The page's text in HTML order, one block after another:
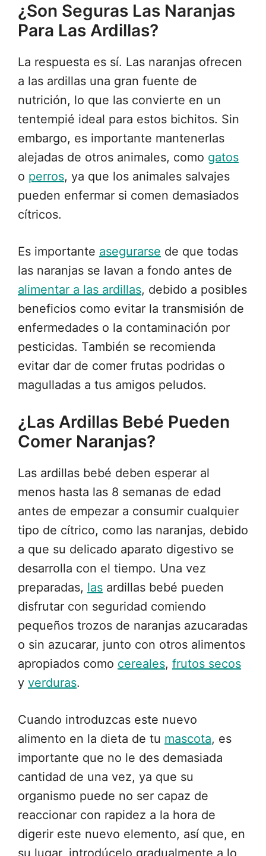
¿Son Seguras Las Naranjas
Para Las Ardillas?
La respuesta es sí. Las naranjas ofrecen
a las ardillas una gran fuente de
nutrición, lo que las convierte en un
tentempié ideal para estos bichitos. Sin
embargo, es importante mantenerlas
alejadas de otros animales, como gatos
o perros, ya que los animales salvajes
pueden enfermar si comen demasiados
cítricos.
Es importante asegurarse de que todas
las naranjas se lavan a fondo antes de
alimentar a las ardillas, debido a posibles
beneficios como evitar la transmisión de
enfermedades o la contaminación por
pesticidas. También se recomienda
evitar dar de comer frutas podridas o
magulladas a tus amigos peludos.
¿Las Ardillas Bebé Pueden
Comer Naranjas?
Las ardillas bebé deben esperar al
menos hasta las 8 semanas de edad
antes de empezar a consumir cualquier
tipo de cítrico, como las naranjas, debido
a que su delicado aparato digestivo se
desarrolla con el tiempo. Una vez
preparadas, las ardillas bebé pueden
disfrutar con seguridad comiendo
pequeños trozos de naranjas azucaradas
o sin azucarar, junto con otros alimentos
apropiados como cereales, frutos secos
y verduras.
Cuando introduzcas este nuevo
alimento en la dieta de tu mascota, es
importante que no le des demasiada
cantidad de una vez, ya que su
organismo puede no ser capaz de
reaccionar con rapidez a la hora de
digerir este nuevo elemento, así que, en
su lugar, introdúcelo gradualmente a lo